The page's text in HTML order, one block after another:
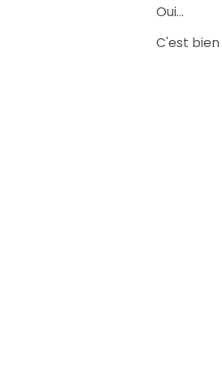
Oui...
C'est bien